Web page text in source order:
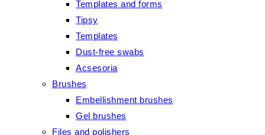
Templates and forms
Tipsy
Templates
Dust-free swabs
Acsesoria
Brushes
Embellishment brushes
Gel brushes
Files and polishers